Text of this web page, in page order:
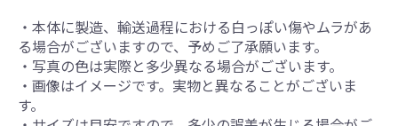
・本体に製造、輸送過程における白っぽい傷やムラがあ
る場合がございますので、予めご了承願います。
・写真の色は実際と多少異なる場合がございます。
・画像はイメージです。実物と異なることがございま
す。